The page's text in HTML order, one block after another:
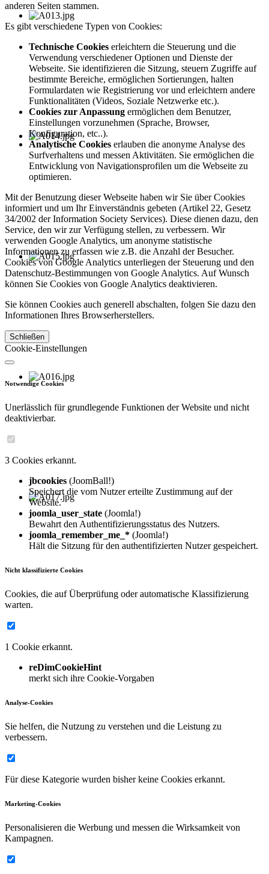
anderen Seiten stammen.
Es gibt verschiedene Typen von Cookies:
Technische Cookies erleichtern die Steuerung und die
Verwendung verschiedener Optionen und Dienste der
Webseite. Sie identifizieren die Sitzung, steuern Zugriffe auf
bestimmte Bereiche, ermöglichen Sortierungen, halten
Formulardaten wie Registrierung vor und erleichtern andere
Funktionalitäten (Videos, Soziale Netzwerke etc.).
Cookies zur Anpassung ermöglichen dem Benutzer,
Einstellungen vorzunehmen (Sprache, Browser,
Konfiguration, etc..).
Analytische Cookies erlauben die anonyme Analyse des
Surfverhaltens und messen Aktivitäten. Sie ermöglichen die
Entwicklung von Navigationsprofilen um die Webseite zu
optimieren.
Mit der Benutzung dieser Webseite haben wir Sie über Cookies
informiert und um Ihr Einverständnis gebeten (Artikel 22, Gesetz
34/2002 der Information Society Services). Diese dienen dazu, den
Service, den wir zur Verfügung stellen, zu verbessern. Wir
verwenden Google Analytics, um anonyme statistische
Informationen zu erfassen wie z.B. die Anzahl der Besucher.
Cookies von Google Analytics unterliegen der Steuerung und den
Datenschutz-Bestimmungen von Google Analytics. Auf Wunsch
können Sie Cookies von Google Analytics deaktivieren.
Sie können Cookies auch generell abschalten, folgen Sie dazu den
Informationen Ihres Browserherstellers.
Schließen
Cookie-Einstellungen
Notwendige Cookies
Unerlässlich für grundlegende Funktionen der Website und nicht
deaktivierbar.
3 Cookies erkannt.
jbcookies (JoomBall!)
Speichert die vom Nutzer erteilte Zustimmung auf der
Website.
joomla_user_state (Joomla!)
Bewahrt den Authentifizierungsstatus des Nutzers.
joomla_remember_me_* (Joomla!)
Hält die Sitzung für den authentifizierten Nutzer gespeichert.
Nicht klassifizierte Cookies
Cookies, die auf Überprüfung oder automatische Klassifizierung
warten.
1 Cookie erkannt.
reDimCookieHint
merkt sich ihre Cookie-Vorgaben
Analyse-Cookies
Sie helfen, die Nutzung zu verstehen und die Leistung zu
verbessern.
Für diese Kategorie wurden bisher keine Cookies erkannt.
Marketing-Cookies
Personalisieren die Werbung und messen die Wirksamkeit von
Kampagnen.